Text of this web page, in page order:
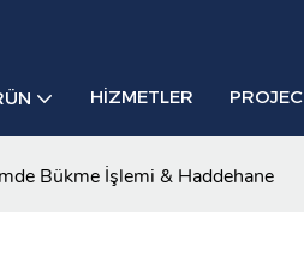
HIZMETLER
Bükme İşlemi & Haddehane